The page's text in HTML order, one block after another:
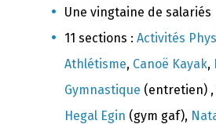
Une vingtaine de salariés
11 sections : Activités
Athlétisme, Canoë Kayak,
Gymnastique (entretien) ,
Hegal Egin (gym gaf),